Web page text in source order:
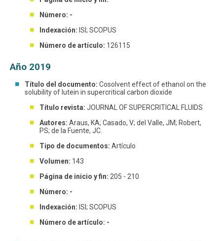
Número: -
Indexación: ISI; SCOPUS
Número de artículo: 126115
Año 2019
Título del documento: Cosolvent effect of ethanol on the
solubility of lutein in supercritical carbon dioxide
Título revista: JOURNAL OF SUPERCRITICAL FLUIDS
Autores: Araus, KA; Casado, V; del Valle, JM; Robert,
PS; de la Fuente, JC.
Tipo de documentos: Artículo
Volumen: 143
Página de inicio y fin: 205 - 210
Número: -
Indexación: ISI; SCOPUS
Número de artículo: -